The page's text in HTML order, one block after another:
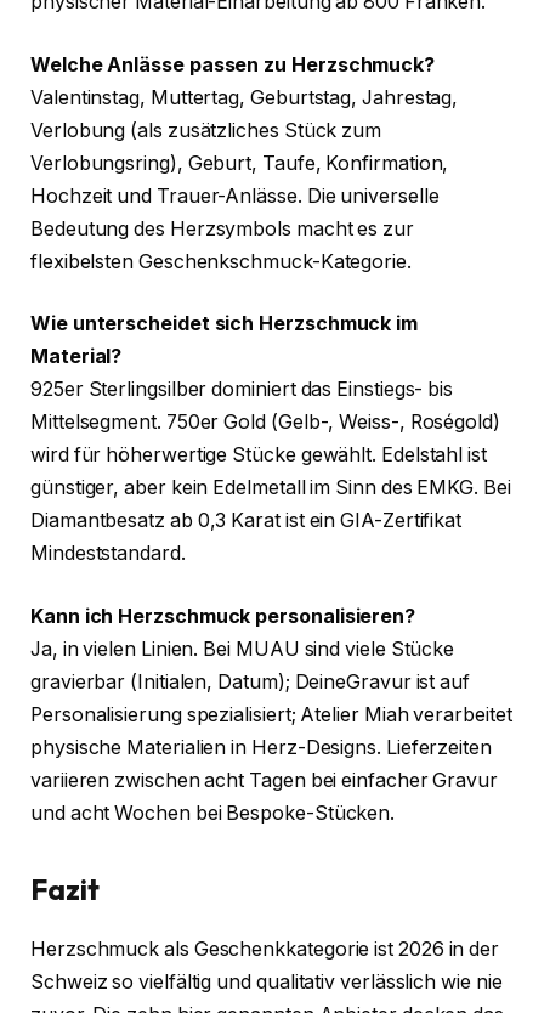
Welche Anlässe passen zu Herzschmuck?
Valentinstag, Muttertag, Geburtstag, Jahrestag,
Verlobung (als zusätzliches Stück zum
Verlobungsring), Geburt, Taufe, Konfirmation,
Hochzeit und Trauer-Anlässe. Die universelle
Bedeutung des Herzsymbols macht es zur
flexibelsten Geschenkschmuck-Kategorie.
Wie unterscheidet sich Herzschmuck im
Material?
925er Sterlingsilber dominiert das Einstiegs- bis
Mittelsegment. 750er Gold (Gelb-, Weiss-, Roségold)
wird für höherwertige Stücke gewählt. Edelstahl ist
günstiger, aber kein Edelmetall im Sinn des EMKG. Bei
Diamantbesatz ab 0,3 Karat ist ein GIA-Zertifikat
Mindeststandard.
Kann ich Herzschmuck personalisieren?
Ja, in vielen Linien. Bei MUAU sind viele Stücke
gravierbar (Initialen, Datum); DeineGravur ist auf
Personalisierung spezialisiert; Atelier Miah verarbeitet
physische Materialien in Herz-Designs. Lieferzeiten
variieren zwischen acht Tagen bei einfacher Gravur
und acht Wochen bei Bespoke-Stücken.
Fazit
Herzschmuck als Geschenkkategorie ist 2026 in der
Schweiz so vielfältig und qualitativ verlässlich wie nie